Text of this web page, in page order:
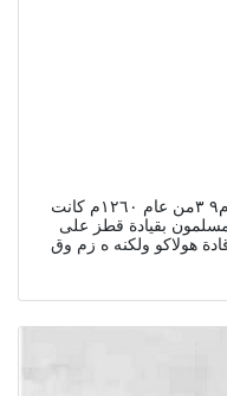
حامد العلي در توییتر في مثل هذا اليوم٩ ٣من عام ١٢٦٠م كانت
بقيادة قطز على
هولاكو ولكنه ه زم وق